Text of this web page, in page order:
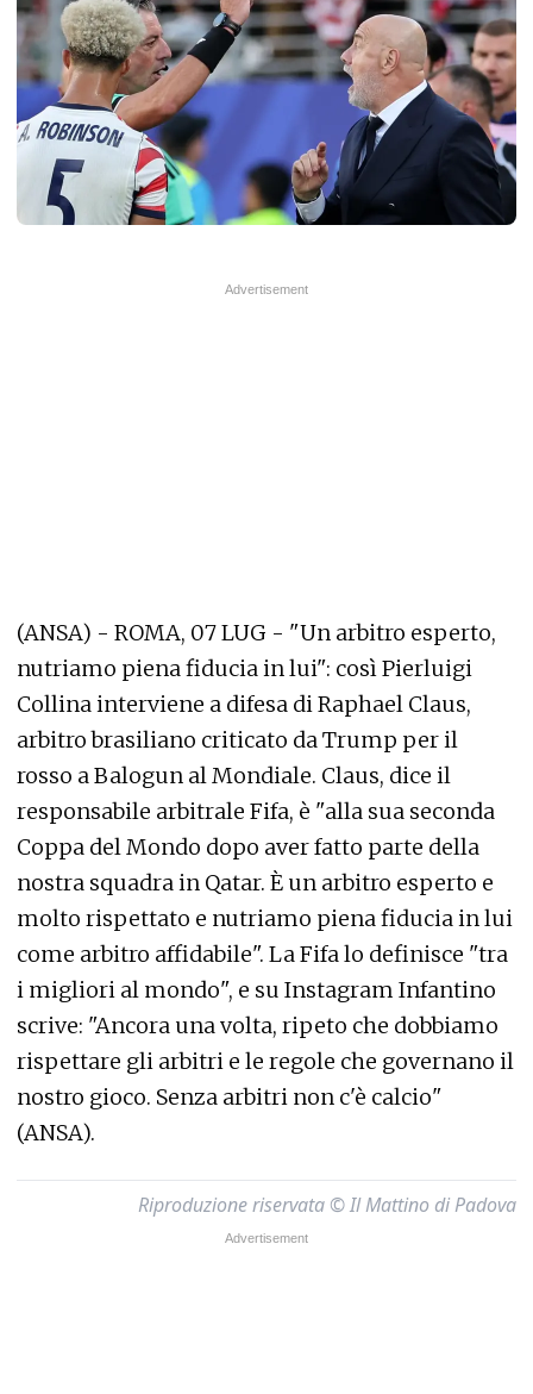
(ANSA) - ROMA, 07 LUG - "Un arbitro esperto,
nutriamo piena fiducia in lui": così Pierluigi
Collina interviene a difesa di Raphael Claus,
arbitro brasiliano criticato da Trump per il
rosso a Balogun al Mondiale. Claus, dice il
responsabile arbitrale Fifa, è "alla sua seconda
Coppa del Mondo dopo aver fatto parte della
nostra squadra in Qatar. È un arbitro esperto e
molto rispettato e nutriamo piena fiducia in lui
come arbitro affidabile". La Fifa lo definisce "tra
i migliori al mondo", e su Instagram Infantino
scrive: "Ancora una volta, ripeto che dobbiamo
rispettare gli arbitri e le regole che governano il
nostro gioco. Senza arbitri non c'è calcio"
(ANSA).
Riproduzione riservata © Il Mattino di Padova